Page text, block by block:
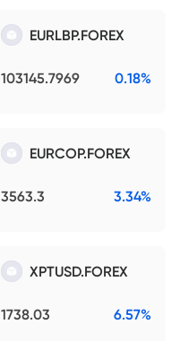
EURLBP.FOREX
103145.7969 0.18%
EURCOP.FOREX
3563.3 3.34%
XPTUSD.FOREX
1738.03 6.57%